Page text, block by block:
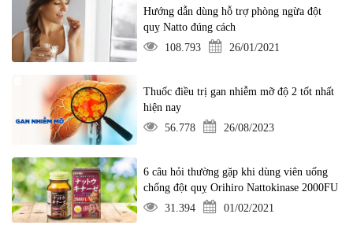
Hướng dẫn dùng hỗ trợ phòng ngừa đột
quỵ Natto đúng cách
108.793
26/01/2021
Thuốc điều trị gan nhiễm mỡ độ 2 tốt nhất
hiện nay
56.778
26/08/2023
6 câu hỏi thường gặp khi dùng viên uống
chống đột quỵ Orihiro Nattokinase 2000FU
31.394
01/02/2021